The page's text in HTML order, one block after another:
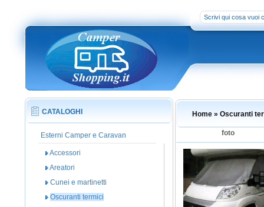
Home » Oscuranti
foto
CATALOGHI
Esterni Camper e Caravan
Accessori
Areatori
Cunei e martinetti
Oscuranti termici